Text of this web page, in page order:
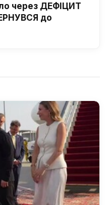
через ДЕФІЦИТ
до